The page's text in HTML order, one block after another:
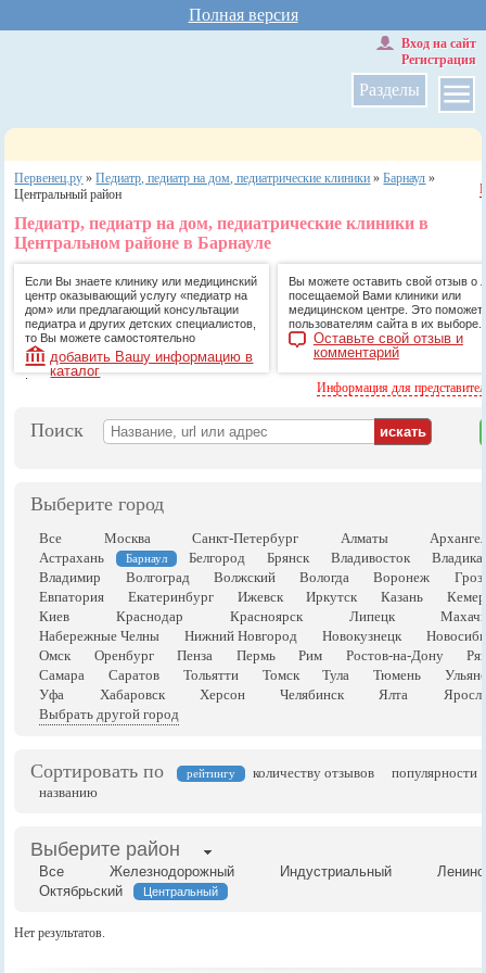
Полная версия
Разделы
Вход на сайт
Регистрация
Первенец.ру »Педиатр, педиатр на дом, педиатрические клиники »Барнаул »
Центральный район
Педиатр, педиатр на дом, педиатрические клиники в
Центральном районе в Барнауле
Если Вы знаете клинику или медицинский
центр оказывающий услугу «педиатр на
дом» или предлагающий консультации
педиатра и других детских специалистов,
то Вы можете самостоятельно
добавить Вашу информацию в
каталог
.
Вы можете оставить свой отзыв о
посещаемой Вами клиники или
медицинском центре. Это поможет
пользователям сайта в их выборе.
Оставьте свой отзыв и
комментарий
Информация для
Поиск
Выберите город
Все Москва Санкт-Петербург Алматы
Астрахань
Барнаул Белгород Брянск Владивосток
Владимир
Волгоград Волжский Вологда Воронеж
Евпатория
Екатеринбург Ижевск Иркутск Казань
Киев
Краснодар Красноярск Липецк
Набережные Челны
Нижний Новгород Новокузнецк
Омск
Оренбург Пенза Пермь Рим Ростов-на-Дону
Самара
Саратов Тольятти Томск Тула Тюмень
Уфа
Хабаровск Херсон Челябинск Ялта
Выбрать другой город
Сортировать по рейтингу количеству отзывов
популярности
названию
Выберите район
Все Железнодорожный Индустриальный
Октябрьский
Центральный
Нет результатов.